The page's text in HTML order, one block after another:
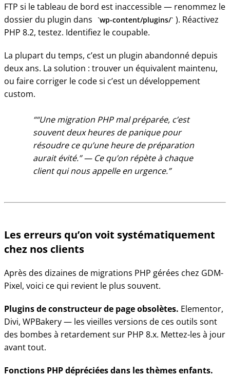
FTP si le tableau de bord est inaccessible — renommez le
dossier du plugin dans
wp-content/plugins/ ). Réactivez
PHP 8.2, testez. Identifiez le coupable.
La plupart du temps, c’est un plugin abandonné depuis
deux ans. La solution : trouver un équivalent maintenu,
ou faire corriger le code si c’est un développement
custom.
“Une migration PHP mal préparée, c’est
souvent deux heures de panique pour
résoudre ce qu’une heure de préparation
aurait évité.” — Ce qu’on répète à chaque
client qui nous appelle en urgence.
Les erreurs qu’on voit systématiquement
chez nos clients
Après des dizaines de migrations PHP gérées chez GDM-
Pixel, voici ce qui revient le plus souvent.
Plugins de constructeur de page obsolètes. Elementor,
Divi, WPBakery — les vieilles versions de ces outils sont
des bombes à retardement sur PHP 8.x. Mettez-les à jour
avant tout.
Fonctions PHP dépréciées dans les thèmes enfants.